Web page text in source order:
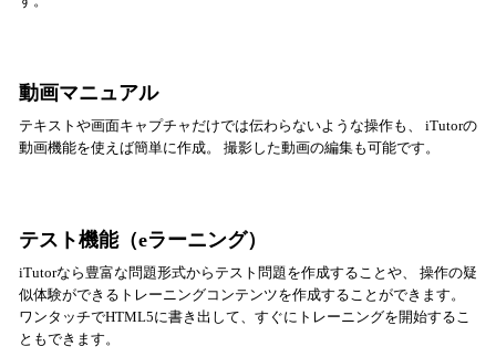
動画マニュアル
テキストや画面キャプチャだけでは伝わらないような操作も、 iTutorの
動画機能を使えば簡単に作成。 撮影した動画の編集も可能です。
テスト機能（eラーニング）
iTutorなら豊富な問題形式からテスト問題を作成することや、 操作の疑
似体験ができるトレーニングコンテンツを作成することができます。
ワンタッチでHTML5に書き出して、すぐにトレーニングを開始するこ
ともできます。